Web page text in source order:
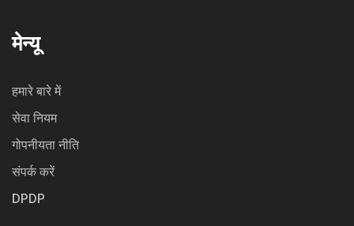
मेन्यू
हमारे बारे में
सेवा नियम
गोपनीयता नीति
संपर्क करें
DPDP